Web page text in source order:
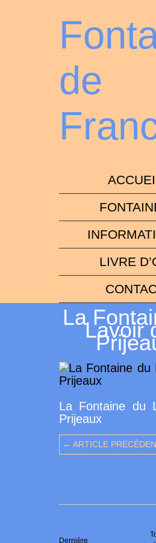
de
LIVRE
La
Lavoir
La Fontaine du
Prijeaux
← ARTICLE
Dernière